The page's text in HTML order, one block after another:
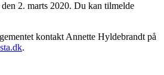
2. marts 2020. Du kan tilmelde
kontakt Annette Hyldebrandt på
.